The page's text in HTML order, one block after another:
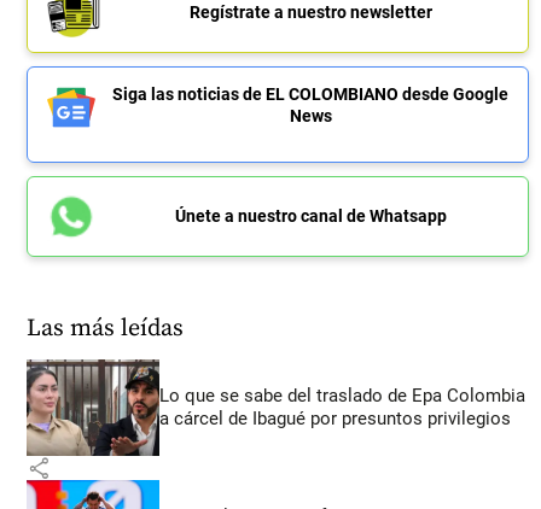
Regístrate a nuestro newsletter
Siga las noticias de EL COLOMBIANO desde Google
News
Únete a nuestro canal de Whatsapp
Las más leídas
Lo que se sabe del traslado de Epa Colombia
a cárcel de Ibagué por presuntos privilegios
share